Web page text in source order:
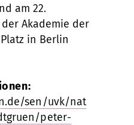
am 22.
Akademie der
in Berlin
sen/uvk/nat
peter-